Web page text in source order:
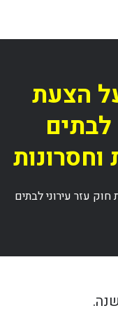
הצעת
לבתים
עזר עירוני לבתים